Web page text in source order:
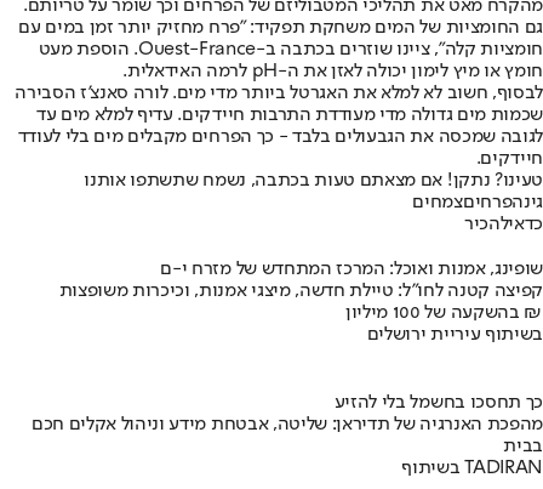
מהקרח מאט את תהליכי המטבוליזם של הפרחים וכך שומר על טריותם.
גם החומציות של המים משחקת תפקיד: "פרח מחזיק יותר זמן במים עם
חומציות קלה", ציינו שוזרים בכתבה ב-Ouest-France. הוספת מעט
חומץ או מיץ לימון יכולה לאזן את ה-pH לרמה האידאלית.
לבסוף, חשוב לא למלא את האגרטל ביותר מדי מים. לורה סאנצ’ז הסבירה
שכמות מים גדולה מדי מעודדת התרבות חיידקים. עדיף למלא מים עד
לגובה שמכסה את הגבעולים בלבד - כך הפרחים מקבלים מים בלי לעודד
חיידקים.
טעינו? נתקן! אם מצאתם טעות בכתבה, נשמח שתשתפו אותנו
גינהפרחיםצמחים
כדאילהכיר
שופינג, אמנות ואוכל: המרכז המתחדש של מזרח י-ם
קפיצה קטנה לחו"ל: טיילת חדשה, מיצגי אמנות, וכיכרות משופצות
בהשקעה של 100 מיליון ₪
בשיתוף עיריית ירושלים
כך תחסכו בחשמל בלי להזיע
מהפכת האנרגיה של תדיראן: שליטה, אבטחת מידע וניהול אקלים חכם
בבית
בשיתוף TADIRAN